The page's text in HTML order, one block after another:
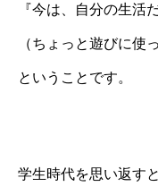
『今は、自分の生活
（ちょっと遊びに使
ということです。
学生時代を思い返すと